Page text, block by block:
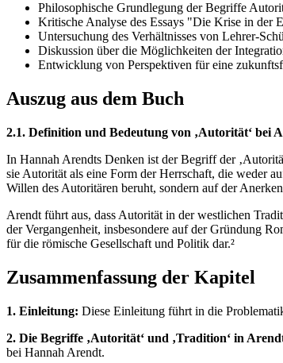
Philosophische Grundlegung der Begriffe
Kritische Analyse des Essays "Die Krise in der
Untersuchung des Verhältnisses von Lehrer-
Diskussion über die Möglichkeiten der
Entwicklung von Perspektiven für eine
Auszug aus dem Buch
2.1. Definition und Bedeutung von ‚Autorität‘ bei
In Hannah Arendts Denken ist der Begriff der
sie Autorität als eine Form der Herrschaft, die weder
Willen des Autoritären beruht, sondern auf der
Arendt führt aus, dass Autorität in der westlichen
der Vergangenheit, insbesondere auf der Gründung
für die römische Gesellschaft und Politik dar.²
Zusammenfassung der Kapitel
1. Einleitung: Diese Einleitung führt in die
2. Die Begriffe ‚Autorität‘ und ‚Tradition‘ in
bei Hannah Arendt.